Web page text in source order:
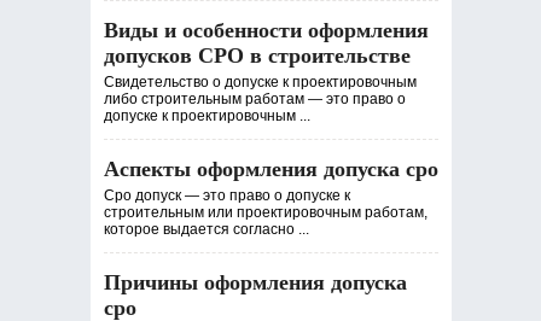
Виды и особенности оформления
допусков СРО в строительстве
Свидетельство о допуске к проектировочным
либо строительным работам — это право о
допуске к проектировочным ...
Аспекты оформления допуска сро
Сро допуск — это право о допуске к
строительным или проектировочным работам,
которое выдается согласно ...
Причины оформления допуска
сро